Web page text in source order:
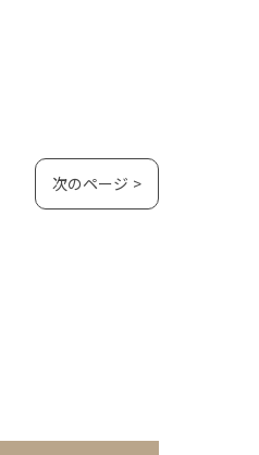
次のページ >